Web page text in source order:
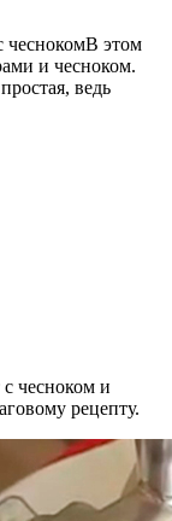
В этом
и чесноком.
ведь
чесноком и
рецепту.